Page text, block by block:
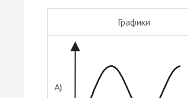
Графики
А)